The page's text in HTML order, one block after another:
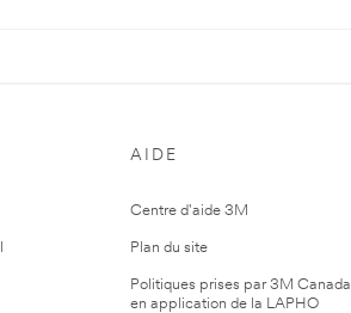
AIDE
Centre d'aide 3M
Plan du site
Politiques prises par 3M Canada
en application de la LAPHO